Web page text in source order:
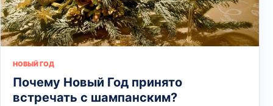
НОВЫЙ ГОД
Почему Новый Год принято
встречать с шампанским?